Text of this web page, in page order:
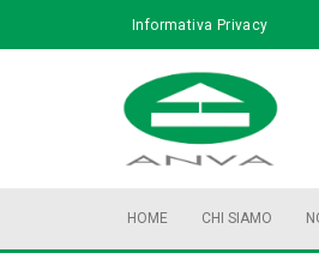
Informativa Privacy
HOME CHI SIAMO